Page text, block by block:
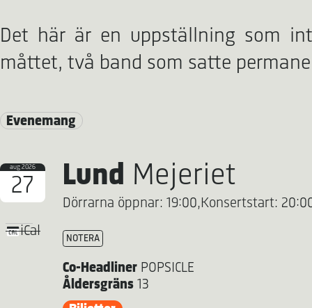
Det här är en uppställning som
måttet, två band som satte
Evenemang
aug 2026
27
iCal
Lund Mejeriet
Dörrarna öppnar: 19:00,Konsertstart:
NOTERA
Co-Headliner POPSICLE
Åldersgräns 13